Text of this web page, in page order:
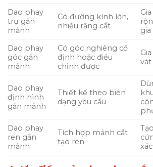
Dao phay
trụ gắn
mảnh
Có đường kính lớn,
nhiều răng cắt
Dao phay
góc gắn
mảnh
Có góc nghiêng cố
định hoặc điều
chỉnh được
vát
Dao phay
định hình
gắn mảnh
Thiết kế theo biên
dạng yêu cầu
Dao phay
ren gắn
mảnh
Tích hợp mảnh cắt
tạo ren